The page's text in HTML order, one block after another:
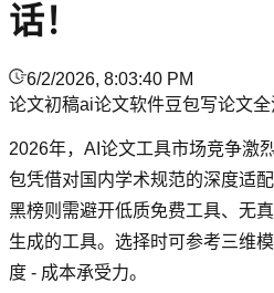
话！
6/2/2026, 8:03:40 PM
论文初稿ai论文软件豆包写论文全
2026年，AI论文工具市场竞争激
包凭借对国内学术规范的深度适
黑榜则需避开低质免费工具、无
生成的工具。选择时可参考三维
度 - 成本承受力。